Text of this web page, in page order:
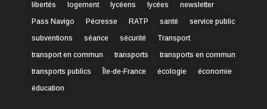
libertés
logement lycéens lycées
newsletter
Pass Navigo
Pécresse RATP santé
service public
subventions
séance sécurité
Transport
transport en commun
transports
transports en commun
transports publics
Île-de-France écologie
économie
éducation